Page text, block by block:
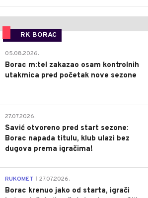
RK BORAC
05.08.2026.
Borac m:tel zakazao osam kontrolnih
utakmica pred početak nove sezone
27.07.2026.
Savić otvoreno pred start sezone:
Borac napada titulu, klub ulazi bez
dugova prema igračima!
RUKOMET 27.07.2026.
Borac krenuo jako od starta, igrači